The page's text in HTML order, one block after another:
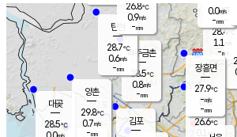
양주
28.4℃
1.1
-mm
파주금촌
28.5℃
0.8m/s
-mm
대곶
28.5℃
m/s
탄현
28.7℃
0.6m/s
-mm
김포
양촌
29.8℃
0.7m/s
-mm
은평
26.6℃
0.1 m/s
장흥면
27.9℃
-m/s
-mm
0.0m/s
-mm
26.8℃
0.9m/s
-mm